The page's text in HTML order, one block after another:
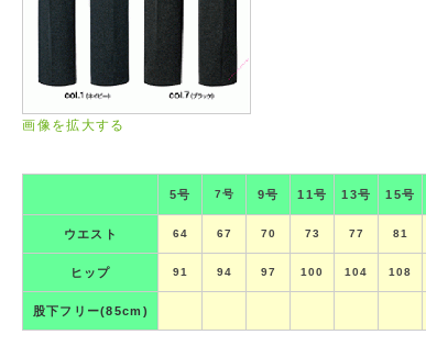
画像を拡大する
5号 7号 9号 11号 13号 15号
ウエスト 64 67 70 73 77 81
ヒップ 91 94 97 100 104 108
股下フリー(85cm)